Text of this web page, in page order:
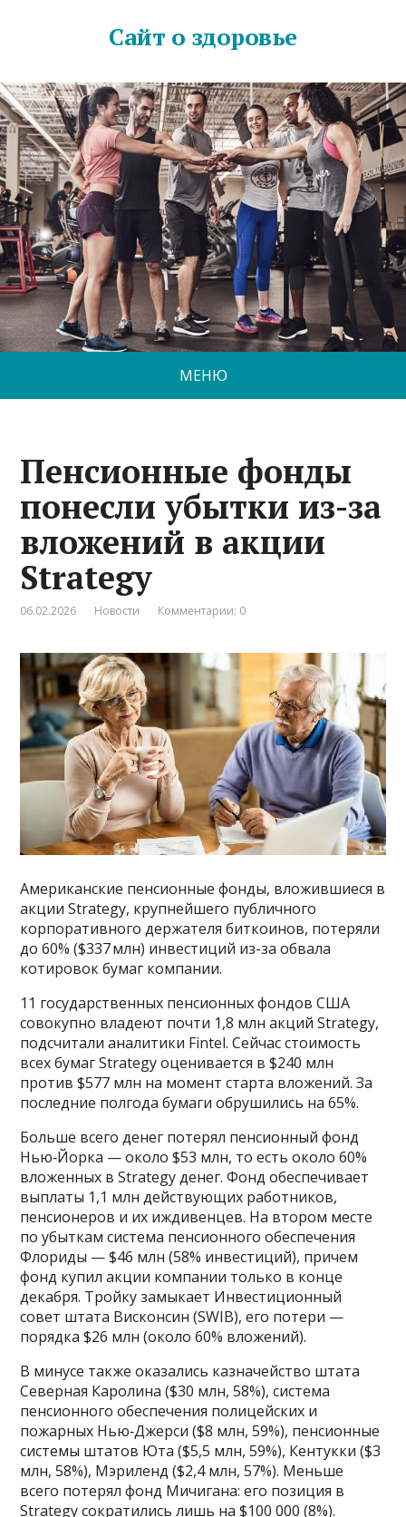
Сайт о здоровье
МЕНЮ
Пенсионные фонды
понесли убытки из-за
вложений в акции
Strategy
06.02.2026 Новости Комментарии: 0
Американские пенсионные фонды, вложившиеся в
акции Strategy, крупнейшего публичного
корпоративного держателя биткоинов, потеряли
до 60% ($337 млн) инвестиций из-за обвала
котировок бумаг компании.
11 государственных пенсионных фондов США
совокупно владеют почти 1,8 млн акций Strategy,
подсчитали аналитики Fintel. Сейчас стоимость
всех бумаг Strategy оценивается в $240 млн
против $577 млн на момент старта вложений. За
последние полгода бумаги обрушились на 65%.
Больше всего денег потерял пенсионный фонд
Нью‑Йорка — около $53 млн, то есть около 60%
вложенных в Strategy денег. Фонд обеспечивает
выплаты 1,1 млн действующих работников,
пенсионеров и их иждивенцев. На втором месте
по убыткам система пенсионного обеспечения
Флориды — $46 млн (58% инвестиций), причем
фонд купил акции компании только в конце
декабря. Тройку замыкает Инвестиционный
совет штата Висконсин (SWIB), его потери —
порядка $26 млн (около 60% вложений).
В минусе также оказались казначейство штата
Северная Каролина ($30 млн, 58%), система
пенсионного обеспечения полицейских и
пожарных Нью‑Джерси ($8 млн, 59%), пенсионные
системы штатов Юта ($5,5 млн, 59%), Кентукки ($3
млн, 58%), Мэриленд ($2,4 млн, 57%). Меньше
всего потерял фонд Мичигана: его позиция в
Strategy сократились лишь на $100 000 (8%).